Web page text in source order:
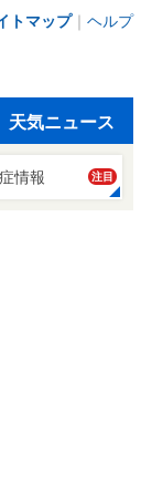
トマップ｜ ヘルプ
天気ニュース
情報 注目